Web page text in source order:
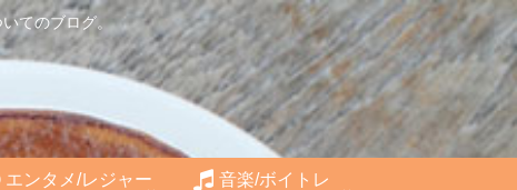
てのブログ。
エンタメ/レジャー
音楽/ボイトレ